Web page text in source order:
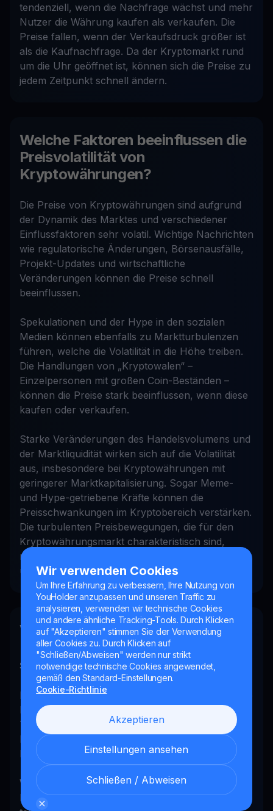
Wir verwenden Cookies
Um Ihre Erfahrung zu verbessern, Ihre Nutzung von
YouHolder anzupassen und unseren Traffic zu
analysieren, verwenden wir technische Cookies
und andere ähnliche Tracking-Tools. Durch Klicken
auf "Akzeptieren" stimmen Sie der Verwendung
aller Cookies zu. Durch Klicken auf
"Schließen/Abweisen" werden nur strikt
notwendige technische Cookies angewendet,
gemäß den Standard-Einstellungen.
Cookie-Richtlinie
Akzeptieren
Einstellungen ansehen
Schließen / Abweisen
tendenziell, wenn die Nachfrage wächst und mehr
Nutzer die Währung kaufen als verkaufen. Die
Preise fallen, wenn der Verkaufsdruck größer ist
als die Kaufnachfrage. Da der Kryptomarkt rund
um die Uhr geöffnet ist, können sich die Preise zu
jedem Zeitpunkt schnell ändern.
Welche Faktoren beeinflussen die
Preisvolatilität von
Kryptowährungen?
Die Preise von Kryptowährungen sind aufgrund
der Dynamik des Marktes und verschiedener
Einflussfaktoren sehr volatil. Wichtige Nachrichten
wie regulatorische Änderungen, Börsenausfälle,
Projekt-Updates und wirtschaftliche
Veränderungen können die Preise schnell
beeinflussen.
Spekulationen und der Hype in den sozialen
Medien können ebenfalls zu Marktturbulenzen
führen, welche die Volatilität in die Höhe treiben.
Die Handlungen von „Kryptowalen“ –
Einzelpersonen mit großen Coin-Beständen –
können die Preise stark beeinflussen, wenn diese
kaufen oder verkaufen.
Starke Veränderungen des Handelsvolumens und
der Marktliquidität wirken sich auf die Volatilität
aus, insbesondere bei Kryptowährungen mit
geringerer Marktkapitalisierung. Sogar Meme-
und Hype-getriebene Kräfte können die
Preisschwankungen im Kryptobereich verstärken.
Die turbulenten Preisbewegungen, die für den
Kryptowährungsmarkt charakteristisch sind,
machen ihn zu einer Achterbahnfahrt für Trader
und Anleger gleichermaßen.
Was versteht man unter
Marktstimmung und wie wirkt sie
sich auf die Preise aus?
Die Marktstimmung bezieht sich auf die allgemeine
Einstellung und das Gefühl, das Anleger und
Trader gegenüber einer bestimmten
Kryptowährung oder dem breiteren Kryptomarkt
haben.
Wenn die Stimmung positiv ist, werden die
Menschen optimistischer, und die Preise steigen